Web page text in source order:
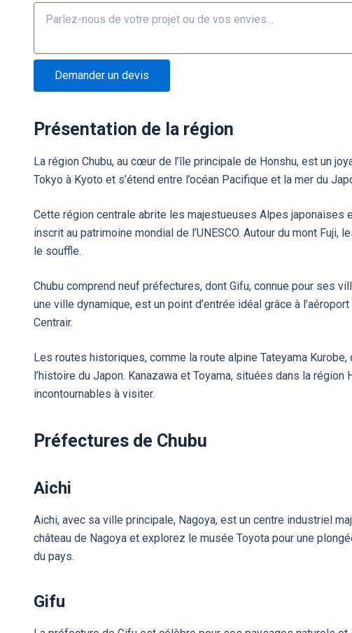
Demander un devis
Présentation de la région
La région Chubu, au cœur de l’île principale de Honshu, est un
Tokyo à Kyoto et s’étend entre l’océan Pacifique et la mer du
Cette région centrale abrite les majestueuses Alpes japonaises
inscrit au patrimoine mondial de l’UNESCO. Autour du mont Fuji,
le souffle.
Chubu comprend neuf préfectures, dont Gifu, connue pour ses
une ville dynamique, est un point d’entrée idéal grâce à
Centrair.
Les routes historiques, comme la route alpine Tateyama
l’histoire du Japon. Kanazawa et Toyama, situées dans la
incontournables à visiter.
Préfectures de Chubu
Aichi
Aichi, avec sa ville principale, Nagoya, est un centre industriel
château de Nagoya et explorez le musée Toyota pour une
du pays.
Gifu